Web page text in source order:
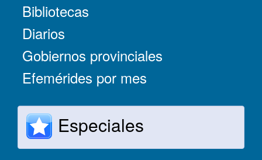
Bibliotecas
Diarios
Gobiernos provinciales
Efemérides por mes
Especiales